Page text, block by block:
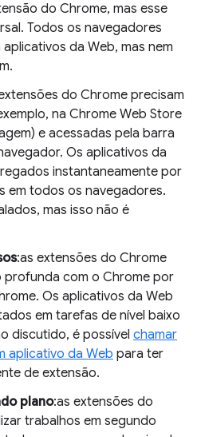
do Chrome, mas esse
Todos os navegadores
da Web, mas nem
do Chrome precisam
na Chrome Web Store
e acessadas pela barra
Os aplicativos da
instantaneamente por
em todos os navegadores.
mas isso não é
:as extensões do Chrome
profunda com o Chrome por
Os aplicativos da Web
em tarefas de nível baixo
discutido, é possível chamar
aplicativo da Web para ter
de extensão.
plano:as extensões do
trabalhos em segundo